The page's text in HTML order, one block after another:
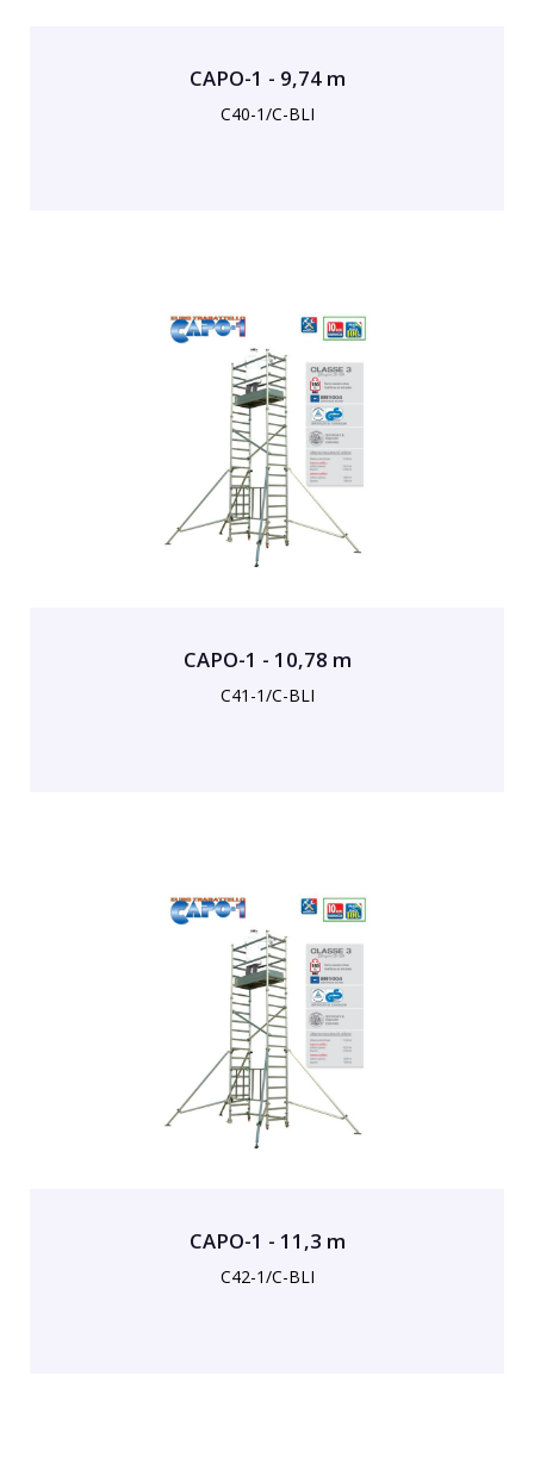
CAPO-1 - 9,74 m
C40-1/C-BLI
CAPO-1 - 10,78 m
C41-1/C-BLI
CAPO-1 - 11,3 m
C42-1/C-BLI